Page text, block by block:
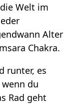
Welt im
Alter
Chakra.
runter, es
du
Rad geht